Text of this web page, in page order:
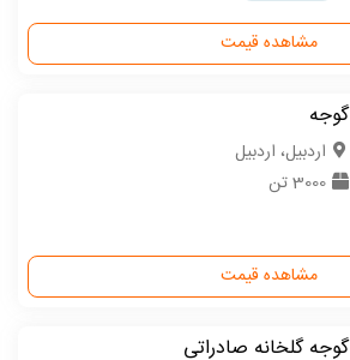
مشاهده قیمت
گوجه
اردبیل، اردبیل
3000 تن
مشاهده قیمت
گوجه گلخانه صادراتی